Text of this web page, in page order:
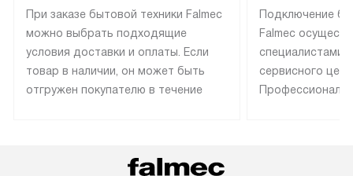
При заказе бытовой техники Falmec
можно выбрать подходящие
условия доставки и оплаты. Если
товар в наличии, он может быть
отгружен покупателю в течение
оплачивается дополнительно.
Подключение
Falmec
специалистами
сервисного